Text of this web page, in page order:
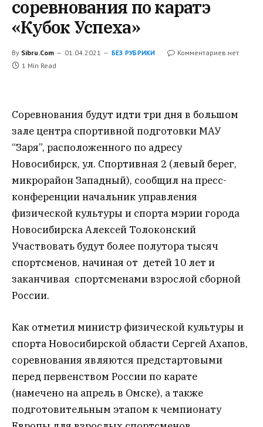
соревнования по каратэ
«Кубок Успеха»
By Sibru.Com 01.04.2021 БЕЗ РУБРИКИ
Комментариев нет
1 Min Read
Соревнования будут идти три дня в большом
зале центра спортивной подготовки МАУ
“Заря”, расположенного по адресу
Новосибирск, ул. Спортивная 2 (левый берег,
микрорайон Западный), сообщил на пресс-
конференции начальник управления
физической культуры и спорта мэрии города
Новосибирска Алексей Толоконский
Участвовать будут более полутора тысяч
спортсменов, начиная от детей 10 лет и
заканчивая спортсменами взрослой сборной
России.
Как отметил министр физической культуры и
спорта Новосибирской области Сергей Ахапов,
соревнования являются предстартовыми
перед первенством России по карате
(намечено на апрель в Омске), а также
подготовительным этапом к чемпионату